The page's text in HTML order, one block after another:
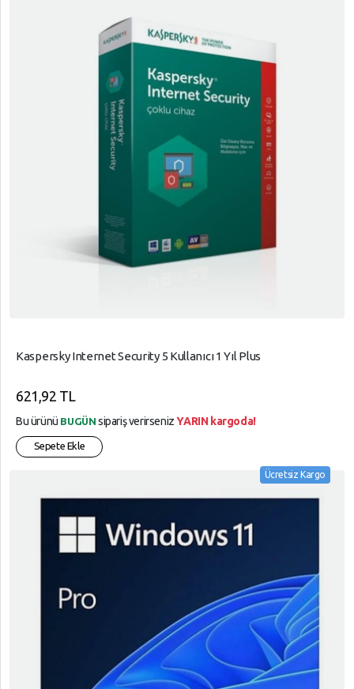
Kaspersky Internet Security 5 Kullanıcı 1 Yıl Plus
621,92 TL
Bu ürünü BUGÜN sipariş verirsenizYARIN kargoda!
Sepete Ekle
Ücretsiz Kargo